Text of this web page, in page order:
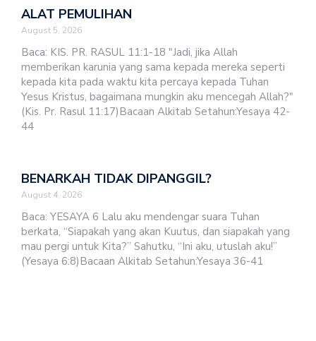
ALAT PEMULIHAN
August 5, 2026
Baca: KIS. PR. RASUL 11:1-18 "Jadi, jika Allah
memberikan karunia yang sama kepada mereka seperti
kepada kita pada waktu kita percaya kepada Tuhan
Yesus Kristus, bagaimana mungkin aku mencegah Allah?"
(Kis. Pr. Rasul 11:17)Bacaan Alkitab Setahun:Yesaya 42-
44
BENARKAH TIDAK DIPANGGIL?
August 4, 2026
Baca: YESAYA 6 Lalu aku mendengar suara Tuhan
berkata, “Siapakah yang akan Kuutus, dan siapakah yang
mau pergi untuk Kita?” Sahutku, “Ini aku, utuslah aku!”
(Yesaya 6:8)Bacaan Alkitab Setahun:Yesaya 36-41